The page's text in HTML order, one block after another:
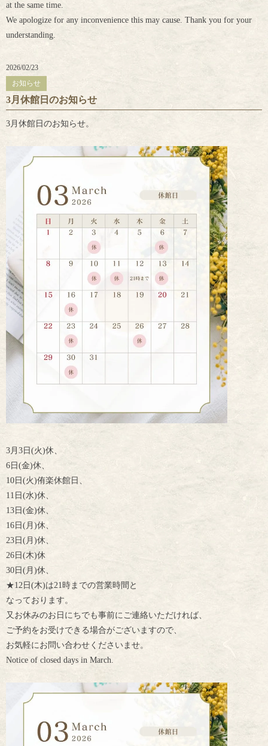
at the same time.
We apologize for any inconvenience this may cause. Thank you for your
understanding.
2026/02/23
お知らせ
3月休館日のお知らせ
3月休館日のお知らせ。
3月3日(火)休、
6日(金)休、
10日(火)侑楽休館日、
11日(水)休、
13日(金)休、
16日(月)休、
23日(月)休、
26日(木)休
30日(月)休、
★12日(木)は21時までの営業時間と
なっております。
又お休みのお日にちでも事前にご連絡いただければ、
ご予約をお受けできる場合がございますので、
お気軽にお問い合わせくださいませ。
Notice of closed days in March.